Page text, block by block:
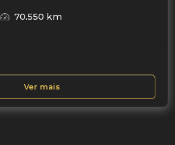
70.550 km
Ver mais